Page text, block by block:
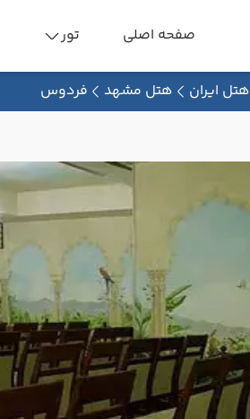
صفحه اصلی تور
هتل ایران هتل مشهد فردوس